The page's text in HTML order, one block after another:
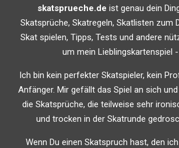
skatsprueche.de ist genau dein
Skatsprüche, Skatregeln, Skatlisten zum
Skat spielen, Tipps, Tests und andere
um mein Lieblingskartenspiel
Ich bin kein perfekter Skatspieler, kein
Anfänger. Mir gefällt das Spiel an sich
die Skatsprüche, die teilweise sehr
und trocken in der Skatrunde
Wenn Du einen Skatspruch hast, den